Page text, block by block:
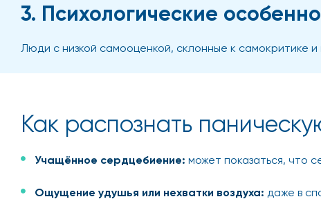
3. Психологические
Люди с низкой самооценкой, склонные к самокритике
Как распознать
Учащённое сердцебиение: может показаться, что
Ощущение удушья или нехватки воздуха: даже в